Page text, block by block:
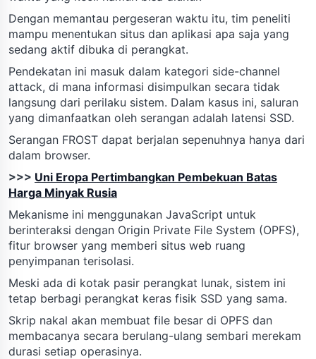
Dengan memantau pergeseran waktu itu, tim peneliti
mampu menentukan situs dan aplikasi apa saja yang
sedang aktif dibuka di perangkat.
Pendekatan ini masuk dalam kategori side-channel
attack, di mana informasi disimpulkan secara tidak
langsung dari perilaku sistem. Dalam kasus ini, saluran
yang dimanfaatkan oleh serangan adalah latensi SSD.
Serangan FROST dapat berjalan sepenuhnya hanya dari
dalam browser.
>>> Uni Eropa Pertimbangkan Pembekuan Batas
Harga Minyak Rusia
Mekanisme ini menggunakan JavaScript untuk
berinteraksi dengan Origin Private File System (OPFS),
fitur browser yang memberi situs web ruang
penyimpanan terisolasi.
Meski ada di kotak pasir perangkat lunak, sistem ini
tetap berbagi perangkat keras fisik SSD yang sama.
Skrip nakal akan membuat file besar di OPFS dan
membacanya secara berulang-ulang sembari merekam
durasi setiap operasinya.